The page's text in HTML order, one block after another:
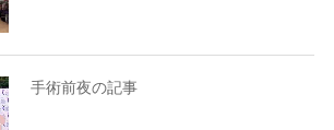
手術前夜の記事